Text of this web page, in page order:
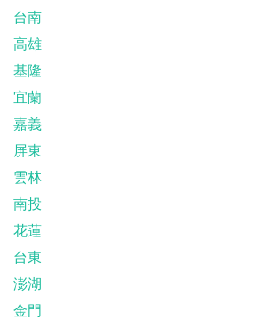
台南
高雄
基隆
宜蘭
嘉義
屏東
雲林
南投
花蓮
台東
澎湖
金門